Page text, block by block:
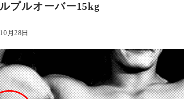
プルオーバー15kg
月28日